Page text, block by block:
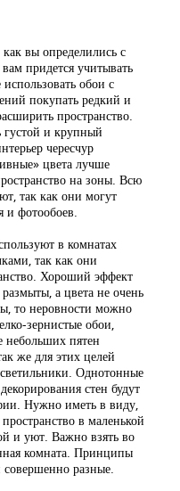
вы определились с
придется учитывать
обои с
покупать редкий и
пространство.
и крупный
чересчур
цвета лучше
на зоны. Всю
так как они могут
и фотообоев.
в комнатах
так как они
Хороший эффект
размыты, а цвета не очень
то неровности можно
зернистые обои,
небольших пятен
же для этих целей
Однотонные
стен будут
Нужно иметь в виду,
в маленькой
и уют. Важно взять во
комната. Принципы
разные.